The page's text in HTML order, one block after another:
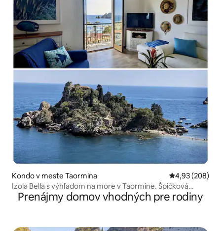
Kondo v meste Taormina Priemerné
4,93 (208)
Izola Bella s výhľadom na more v Taormine. Špičková
poloha!
Prenájmy domov vhodných pre rodiny